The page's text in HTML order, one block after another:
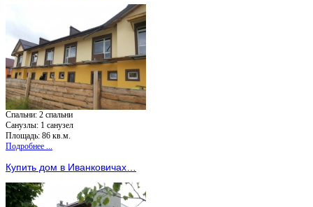
Спальни: 2 спальни
Санузлы: 1 санузел
Площадь: 86 кв.м.
Подробнее ...
Купить дом в Иванковичах…